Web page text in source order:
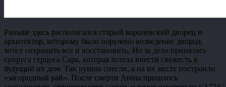
Раньше здесь располагался старый королевский дворец и
архитектор, которому было поручено возведение дворца,
хотел сохранить все и восстановить. Но за дело принялась
супруга герцога Сара, которая хотела внести свежесть в
будущий их дом. Так руины снесли, а на их месте построили
«загородный рай». После смерти Анны пришлось